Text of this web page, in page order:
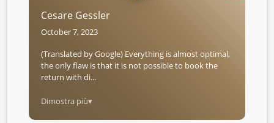
Cesare Gessler
October 7, 2023
(Translated by Google) Everything is almost optimal,
the only flaw is that it is not possible to book the
return with di...
Dimostra più▾